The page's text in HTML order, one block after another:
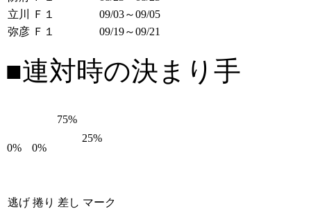
立川 Ｆ１
09/03～09/05
弥彦 Ｆ１
09/19～09/21
■連対時の決まり手
0% 0%
75%
25%
逃げ 捲り 差し マーク